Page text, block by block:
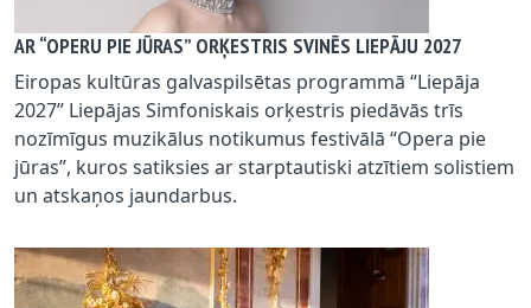
AR “OPERU PIE JŪRAS” ORĶESTRIS SVINĒS LIEPĀJU 2027
Eiropas kultūras galvaspilsētas programmā “Liepāja
2027” Liepājas Simfoniskais orķestris piedāvās trīs
nozīmīgus muzikālus notikumus festivālā “Opera pie
jūras”, kuros satiksies ar starptautiski atzītiem solistiem
un atskaņos jaundarbus.